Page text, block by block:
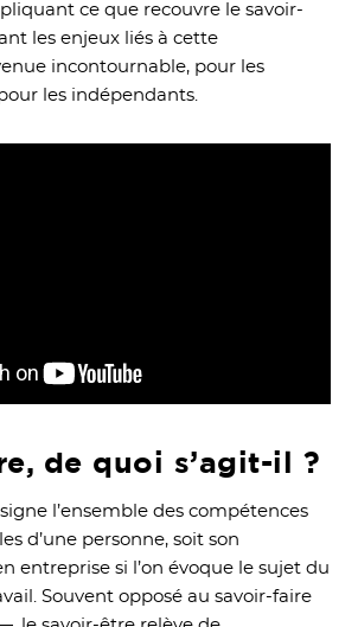
ce que recouvre le savoir-
les enjeux liés à cette
incontournable, pour les
les indépendants.
de quoi s’agit-il ?
l’ensemble des compétences
d’une personne, soit son
entreprise si l’on évoque le sujet du
Souvent opposé au savoir-faire